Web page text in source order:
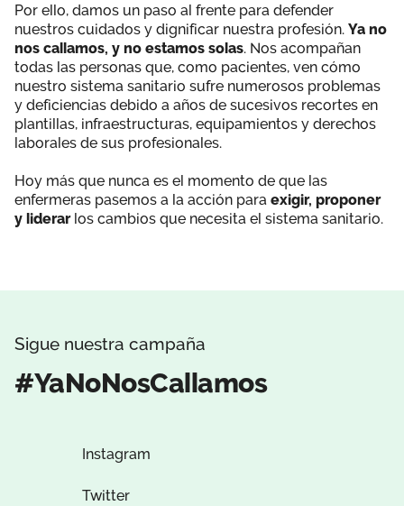
Por ello, damos un paso al frente para defender
nuestros cuidados y dignificar nuestra profesión. Ya no
nos callamos, y no estamos solas. Nos acompañan
todas las personas que, como pacientes, ven cómo
nuestro sistema sanitario sufre numerosos problemas
y deficiencias debido a años de sucesivos recortes en
plantillas, infraestructuras, equipamientos y derechos
laborales de sus profesionales.
Hoy más que nunca es el momento de que las
enfermeras pasemos a la acción para exigir, proponer
y liderarlos cambios que necesita el sistema sanitario.
Sigue nuestra campaña
#YaNoNosCallamos
Instagram
Twitter